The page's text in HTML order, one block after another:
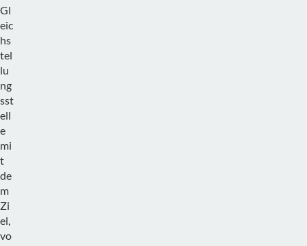
Gl
eic
hs
tel
lu
ng
sst
ell
e
mi
t
de
m
Zi
el,
vo